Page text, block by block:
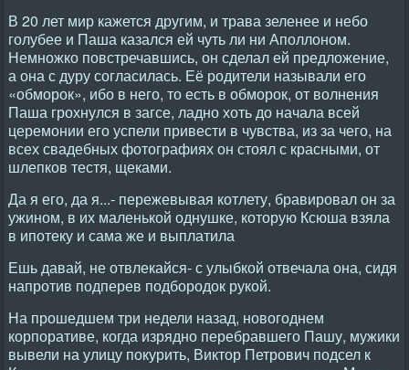
В 20 лет мир кажется другим, и трава зеленее и небо
голубее и Паша казался ей чуть ли ни Аполлоном.
Немножко повстречавшись, он сделал ей предложение,
а она с дуру согласилась. Её родители называли его
«обморок», ибо в него, то есть в обморок, от волнения
Паша грохнулся в загсе, ладно хоть до начала всей
церемонии его успели привести в чувства, из за чего, на
всех свадебных фотографиях он стоял с красными, от
шлепков тестя, щеками.
Да я его, да я...- пережевывая котлету, бравировал он за
ужином, в их маленькой однушке, которую Ксюша взяла
в ипотеку и сама же и выплатила
Ешь давай, не отвлекайся- с улыбкой отвечала она, сидя
напротив подперев подбородок рукой.
На прошедшем три недели назад, новогоднем
корпоративе, когда изрядно перебравшего Пашу, мужики
вывели на улицу покурить, Виктор Петрович подсел к